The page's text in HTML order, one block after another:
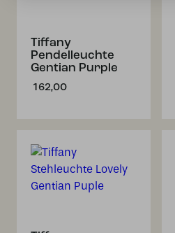
Tiffany
Pendelleuchte
Gentian Purple
162,00